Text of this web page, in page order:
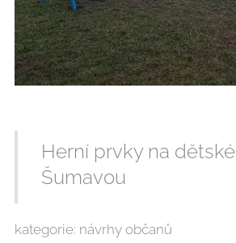
Herní prvky na
Šumavou
kategorie: návrhy občanů